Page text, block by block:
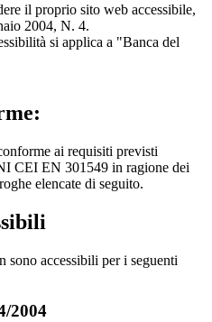
il proprio sito web accessibile,
2004, N. 4.
si applica a "Banca del
ai requisiti previsti
CEI EN 301549 in ragione dei
elencate di seguito.
sono accessibili per i seguenti
2004